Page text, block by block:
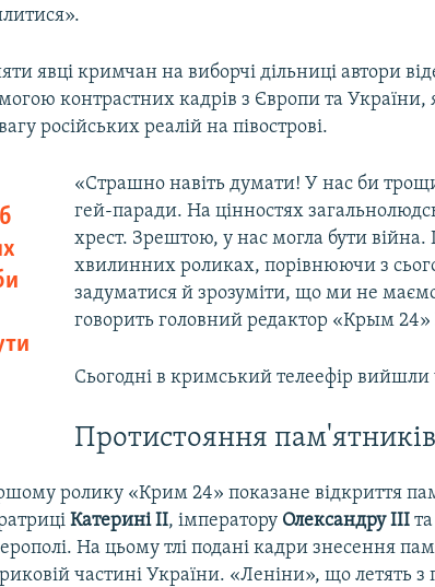
явці кримчан на виборчі дільниці автори
контрастних кадрів з Європи та України,
російських реалій на півострові.
«Страшно навіть думати! У нас би
гей-паради. На цінностях
хрест. Зрештою, у нас могла бути війна.
хвилинних роликах, порівнюючи з
задуматися й зрозуміти, що ми не
говорить головний редактор «Крым 24»
Сьогодні в кримський телеефір
Протистояння пам'ятників
ролику «Крим 24» показане відкриття
Катерині II, імператору Олександру III
На цьому тлі подані кадри знесення
частині України. «Леніни», що летять з